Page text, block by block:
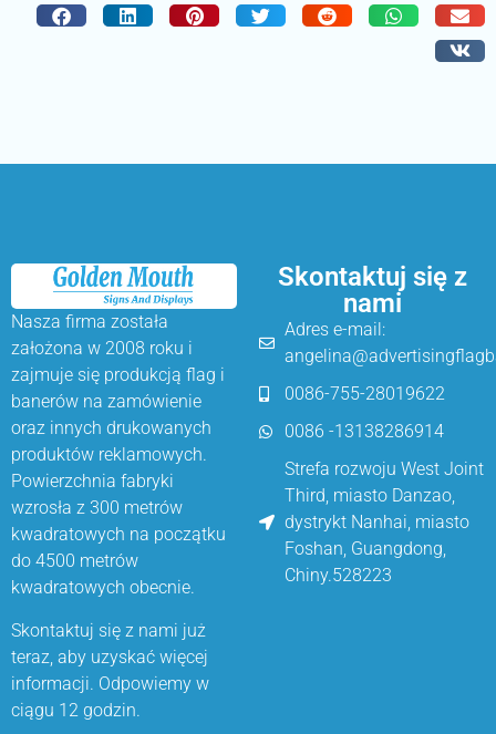
Nasza firma została
założona w 2008 roku i
zajmuje się produkcją flag i
banerów na zamówienie
oraz innych drukowanych
produktów reklamowych.
Powierzchnia fabryki
wzrosła z 300 metrów
kwadratowych na początku
do 4500 metrów
kwadratowych obecnie.
Skontaktuj się z nami już
teraz, aby uzyskać więcej
informacji. Odpowiemy w
ciągu 12 godzin.
Skontaktuj się z
nami
Adres e-mail:
0086-755-28019622
0086 -13138286914
Strefa rozwoju West Joint
Third, miasto Danzao,
dystrykt Nanhai, miasto
Foshan, Guangdong,
Chiny.528223